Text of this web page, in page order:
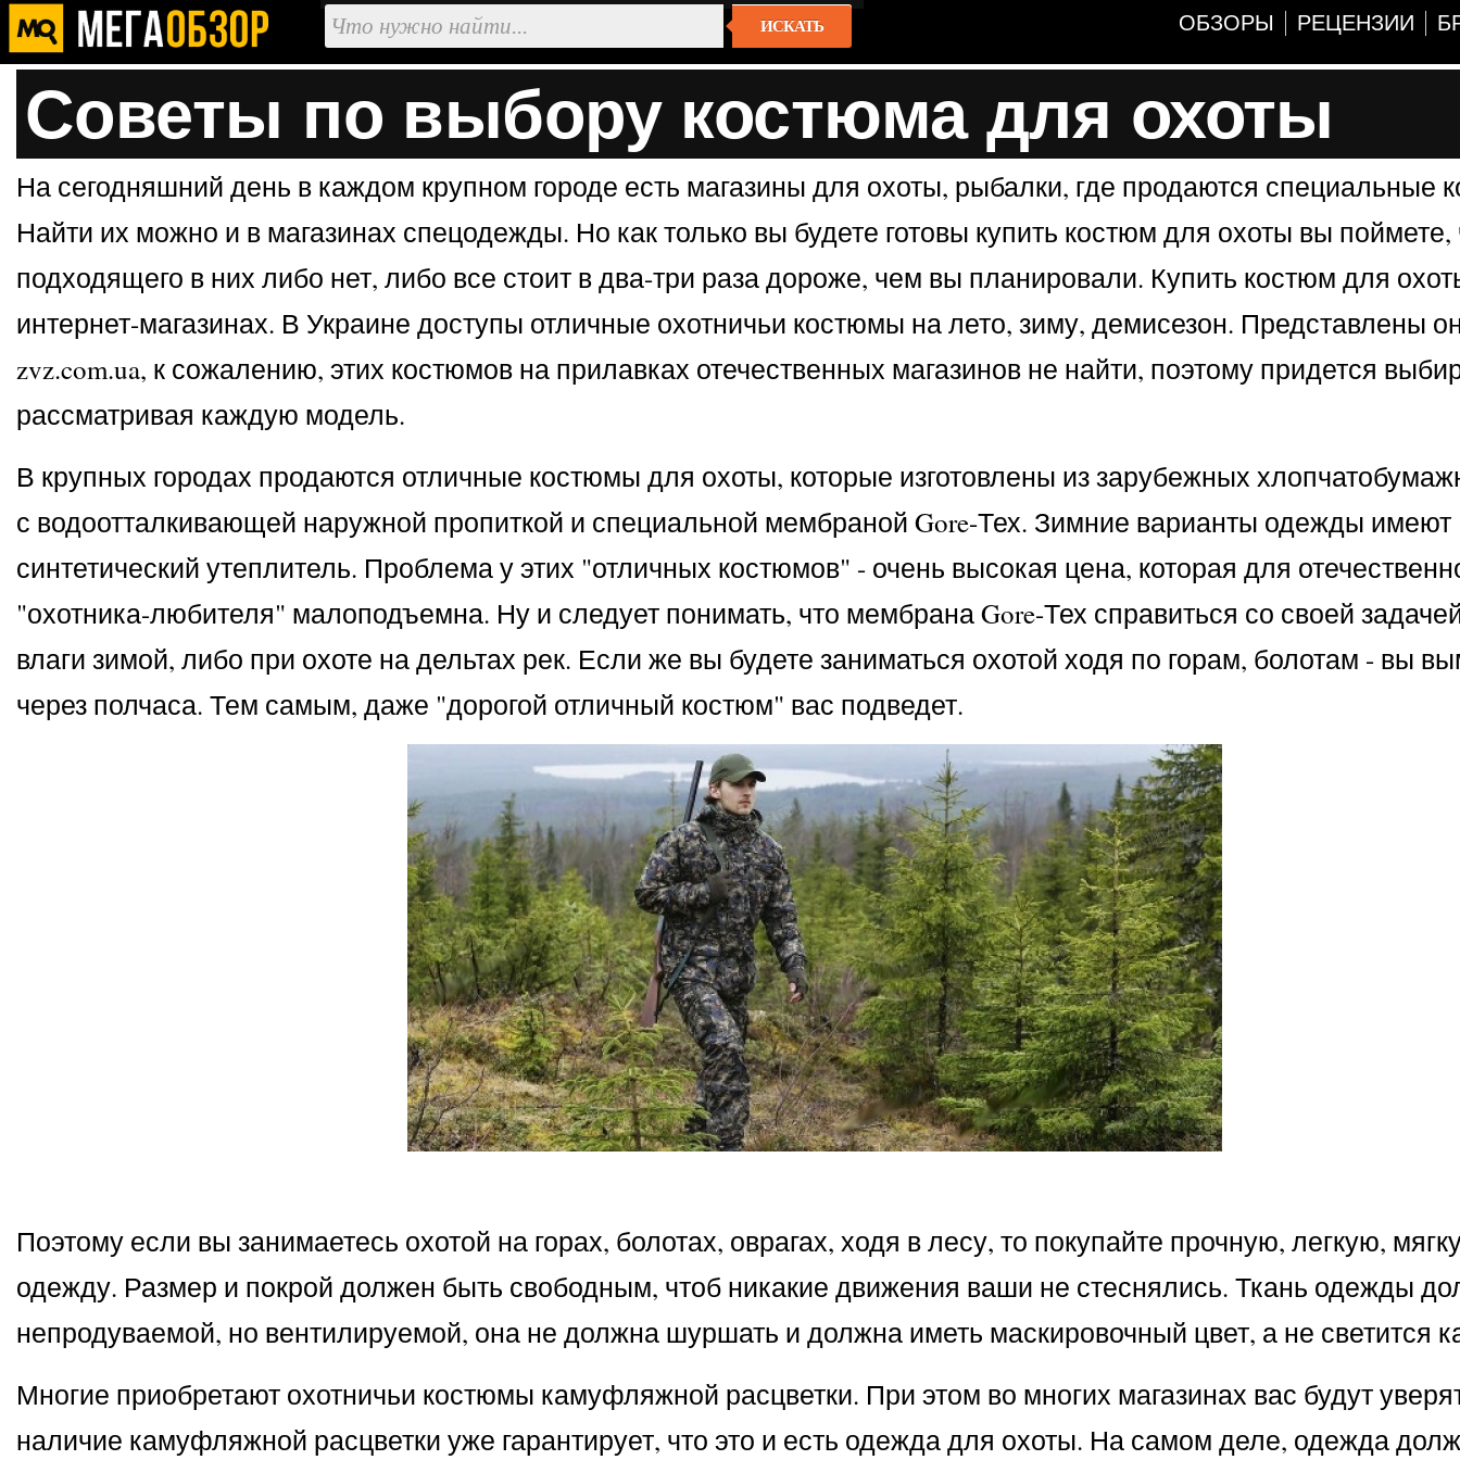
ИСКАТЬ ОБЗОРЫ РЕЦЕНЗИИ
Советы по выбору костюма для охоты
На сегодняшний день в каждом крупном городе есть магазины для охоты, рыбалки, где продаются специальные
Найти их можно и в магазинах спецодежды. Но как только вы будете готовы купить костюм для охоты вы поймете,
подходящего в них либо нет, либо все стоит в два-три раза дороже, чем вы планировали. Купить костюм для
интернет-магазинах. В Украине доступы отличные охотничьи костюмы на лето, зиму, демисезон. Представлены
zvz.com.ua, к сожалению, этих костюмов на прилавках отечественных магазинов не найти, поэтому придется
рассматривая каждую модель.
В крупных городах продаются отличные костюмы для охоты, которые изготовлены из зарубежных
с водоотталкивающей наружной пропиткой и специальной мембраной Gore-Тех. Зимние варианты одежды имеют
синтетический утеплитель. Проблема у этих "отличных костюмов" - очень высокая цена, которая для
"охотника-любителя" малоподъемна. Ну и следует понимать, что мембрана Gore-Тех справиться со своей
влаги зимой, либо при охоте на дельтах рек. Если же вы будете заниматься охотой ходя по горам, болотам - вы
через полчаса. Тем самым, даже "дорогой отличный костюм" вас подведет.
Поэтому если вы занимаетесь охотой на горах, болотах, оврагах, ходя в лесу, то покупайте прочную, легкую,
одежду. Размер и покрой должен быть свободным, чтоб никакие движения ваши не стеснялись. Ткань одежды
непродуваемой, но вентилируемой, она не должна шуршать и должна иметь маскировочный цвет, а не светится
Многие приобретают охотничьи костюмы камуфляжной расцветки. При этом во многих магазинах вас будут
наличие камуфляжной расцветки уже гарантирует, что это и есть одежда для охоты. На самом деле, одежда